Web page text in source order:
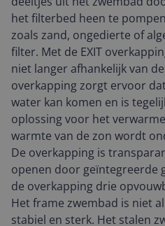
het filterbed heen te
zoals zand, ongedierte of
filter. Met de EXIT
niet langer afhankelijk van
overkapping zorgt ervoor
water kan komen en is
oplossing voor het
warmte van de zon wordt
De overkapping is
openen door geïntegreerde
de overkapping drie
Het frame zwembad is niet
stabiel en sterk. Het stalen